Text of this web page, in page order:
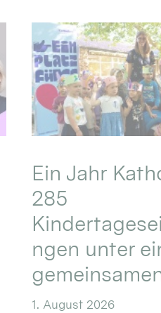
Ein Jahr
285
ngen unter
1. August 2026